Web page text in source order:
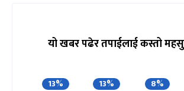
यो खबर पढेर तपाईलाई कस्तो
13% 13% 8%